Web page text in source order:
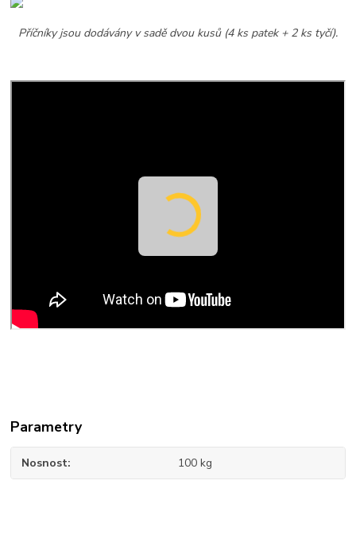
Příčníky jsou dodávány v sadě dvou kusů (4 ks patek + 2 ks tyčí).
Parametry
Nosnost 100 kg